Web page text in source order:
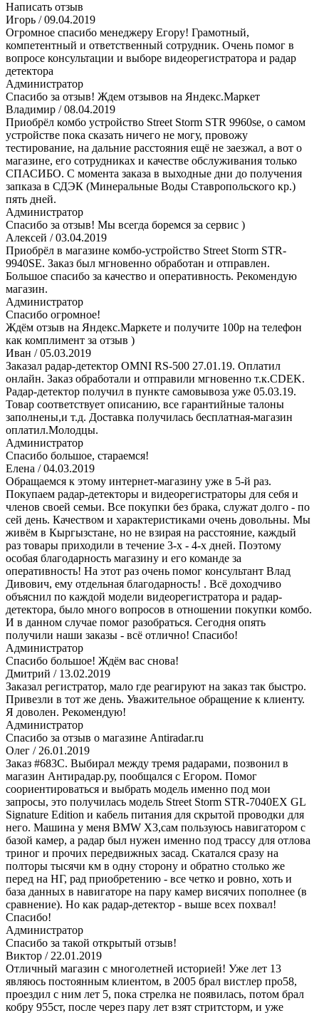
Написать отзыв
Игорь / 09.04.2019
Огромное спасибо менеджеру Егору! Грамотный,
компетентный и ответственный сотрудник. Очень помог в
вопросе консультации и выборе видеорегистратора и радар
детектора
Администратор
Спасибо за отзыв! Ждем отзывов на Яндекс.Маркет
Владимир / 08.04.2019
Приобрёл комбо устройство Street Storm STR 9960se, о самом
устройстве пока сказать ничего не могу, провожу
тестирование, на дальние расстояния ещё не заезжал, а вот о
магазине, его сотрудниках и качестве обслуживания только
СПАСИБО. С момента заказа в выходные дни до получения
запказа в СДЭК (Минеральные Воды Ставропольского кр.)
пять дней.
Администратор
Спасибо за отзыв! Мы всегда боремся за сервис )
Алексей / 03.04.2019
Приобрёл в магазине комбо-устройство Street Storm STR-
9940SE. Заказ был мгновенно обработан и отправлен.
Большое спасибо за качество и оперативность. Рекомендую
магазин.
Администратор
Спасибо огромное!
Ждём отзыв на Яндекс.Маркете и получите 100р на телефон
как комплимент за отзыв )
Иван / 05.03.2019
Заказал радар-детектор OMNI RS-500 27.01.19. Оплатил
онлайн. Заказ обработали и отправили мгновенно т.к.CDEK.
Радар-детектор получил в пункте самовывоза уже 05.03.19.
Товар соответствует описанию, все гарантийные талоны
заполнены,и т.д. Доставка получилась бесплатная-магазин
оплатил.Молодцы.
Администратор
Спасибо большое, стараемся!
Елена / 04.03.2019
Обращаемся к этому интернет-магазину уже в 5-й раз.
Покупаем радар-детекторы и видеорегистраторы для себя и
членов своей семьи. Все покупки без брака, служат долго - по
сей день. Качеством и характеристиками очень довольны. Мы
живём в Кыргызстане, но не взирая на расстояние, каждый
раз товары приходили в течение 3-х - 4-х дней. Поэтому
особая благодарность магазину и его команде за
оперативность! На этот раз очень помог консультант Влад
Дивович, ему отдельная благодарность! . Всё доходчиво
объяснил по каждой модели видеорегистратора и радар-
детектора, было много вопросов в отношении покупки комбо.
И в данном случае помог разобраться. Сегодня опять
получили наши заказы - всё отлично! Спасибо!
Администратор
Спасибо большое! Ждём вас снова!
Дмитрий / 13.02.2019
Заказал регистратор, мало где реагируют на заказ так быстро.
Привезли в тот же день. Уважительное обращение к клиенту.
Я доволен. Рекомендую!
Администратор
Спасибо за отзыв о магазине Antiradar.ru
Олег / 26.01.2019
Заказ #683C. Выбирал между тремя радарами, позвонил в
магазин Антирадар.ру, пообщался с Егором. Помог
соориентироваться и выбрать модель именно под мои
запросы, это получилась модель Street Storm STR-7040EX GL
Signature Edition и кабель питания для скрытой проводки для
него. Машина у меня BMW X3,сам пользуюсь навигатором с
базой камер, а радар был нужен именно под трассу для отлова
триног и прочих передвижных засад. Скатался сразу на
полторы тысячи км в одну сторону и обратно столько же
перед на НГ, рад приобретению - все четко и ровно, хоть и
база данных в навигаторе на пару камер висячих пополнее (в
сравнение). Но как радар-детектор - выше всех похвал!
Спасибо!
Администратор
Спасибо за такой открытый отзыв!
Виктор / 22.01.2019
Отличный магазин с многолетней историей! Уже лет 13
являюсь постоянным клиентом, в 2005 брал вистлер про58,
проездил с ним лет 5, пока стрелка не появилась, потом брал
кобру 955ст, после через пару лет взят стритсторм, и уже